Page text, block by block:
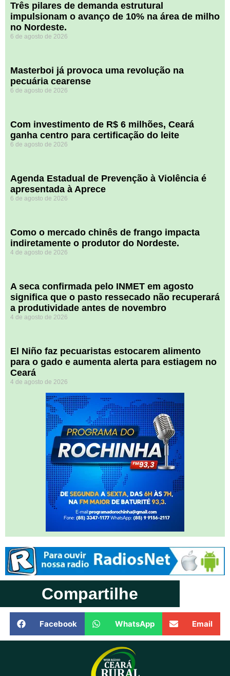
​Três pilares de demanda estrutural
impulsionam o avanço de 10% na área de milho
no Nordeste.
6 de agosto de 2026
Masterboi já provoca uma revolução na
pecuária cearense
6 de agosto de 2026
Com investimento de R$ 6 milhões, Ceará
ganha centro para certificação do leite
6 de agosto de 2026
Agenda Estadual de Prevenção à Violência é
apresentada à Aprece
6 de agosto de 2026
​Como o mercado chinês de frango impacta
indiretamente o produtor do Nordeste.
4 de agosto de 2026
A seca confirmada pelo INMET em agosto
significa que o pasto ressecado não recuperará
a produtividade antes de novembro
4 de agosto de 2026
El Niño faz pecuaristas estocarem alimento
para o gado e aumenta alerta para estiagem no
Ceará
4 de agosto de 2026
Compartilhe
Facebook WhatsApp Email